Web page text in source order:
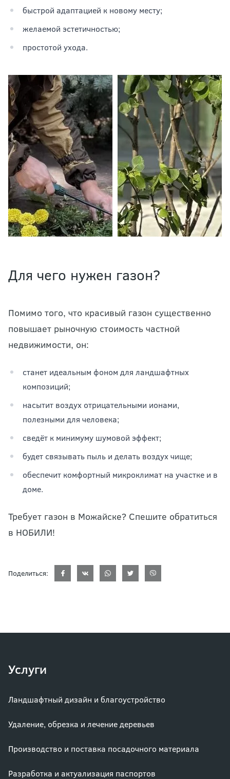
быстрой адаптацией к новому месту;
желаемой эстетичностью;
простотой ухода.
Для чего нужен газон?
Помимо того, что красивый газон существенно
повышает рыночную стоимость частной
недвижимости, он:
станет идеальным фоном для ландшафтных
композиций;
насытит воздух отрицательными ионами,
полезными для человека;
сведёт к минимуму шумовой эффект;
будет связывать пыль и делать воздух чище;
обеспечит комфортный микроклимат на участке и в
доме.
Требует газон в Можайске? Спешите обратиться
в НОБИЛИ!
Поделиться:
Услуги
Ландшафтный дизайн и благоустройство
Удаление, обрезка и лечение деревьев
Производство и поставка посадочного материала
Разработка и актуализация паспортов